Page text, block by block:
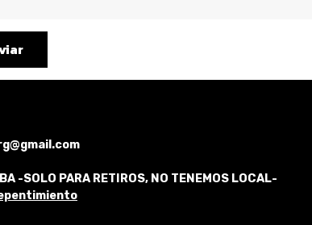
-SOLO PARA RETIROS, NO TENEMOS LOCAL-